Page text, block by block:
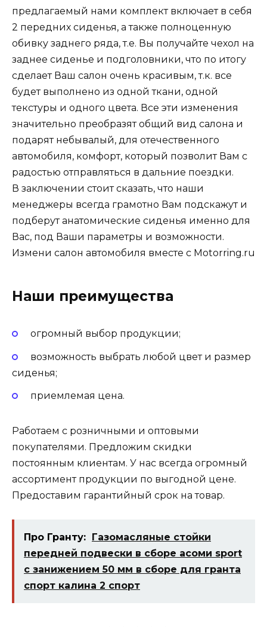
предлагаемый нами комплект включает в себя
2 передних сиденья, а также полноценную
обивку заднего ряда, т.е. Вы получайте чехол на
заднее сиденье и подголовники, что по итогу
сделает Ваш салон очень красивым, т.к. все
будет выполнено из одной ткани, одной
текстуры и одного цвета. Все эти изменения
значительно преобразят общий вид салона и
подарят небывалый, для отечественного
автомобиля, комфорт, который позволит Вам с
радостью отправляться в дальние поездки.
В заключении стоит сказать, что наши
менеджеры всегда грамотно Вам подскажут и
подберут анатомические сиденья именно для
Вас, под Ваши параметры и возможности.
Измени салон автомобиля вместе с Motorring.ru
Наши преимущества
огромный выбор продукции;
возможность выбрать любой цвет и размер
сиденья;
приемлемая цена.
Работаем с розничными и оптовыми
покупателями. Предложим скидки
постоянным клиентам. У нас всегда огромный
ассортимент продукции по выгодной цене.
Предоставим гарантийный срок на товар.
Про Гранту: Газомасляные стойки
передней подвески в сборе асоми sport
с занижением 50 мм в сборе для гранта
спорт калина 2 спорт